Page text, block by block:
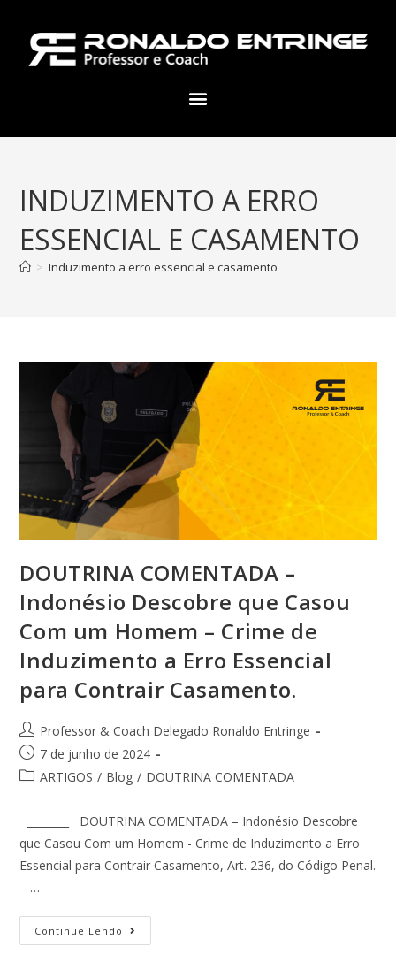
INDUZIMENTO A ERRO
ESSENCIAL E CASAMENTO
> Induzimento a erro essencial e casamento
DOUTRINA COMENTADA –
Indonésio Descobre que Casou
Com um Homem – Crime de
Induzimento a Erro Essencial
para Contrair Casamento.
Professor & Coach Delegado Ronaldo Entringe
7 de junho de 2024
ARTIGOS / Blog / DOUTRINA COMENTADA
________ DOUTRINA COMENTADA – Indonésio Descobre
que Casou Com um Homem - Crime de Induzimento a Erro
Essencial para Contrair Casamento, Art. 236, do Código Penal.
…
Continue Lendo